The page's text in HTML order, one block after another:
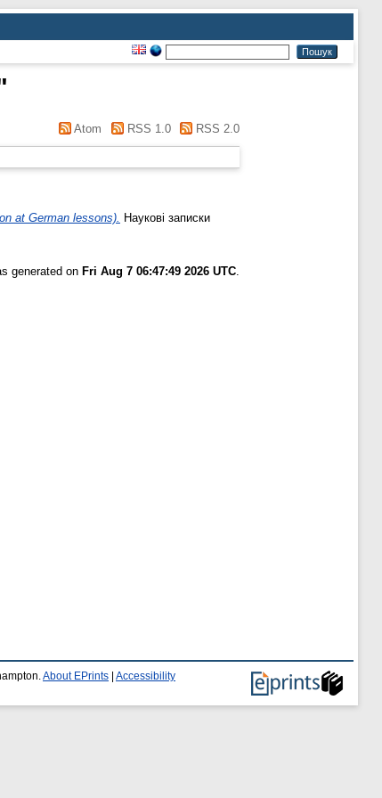
Atom RSS 1.0 RSS 2.0
at German lessons).
Наукові записки
generated on Fri Aug 7 06:47:49 2026 UTC
About EPrints Accessibility